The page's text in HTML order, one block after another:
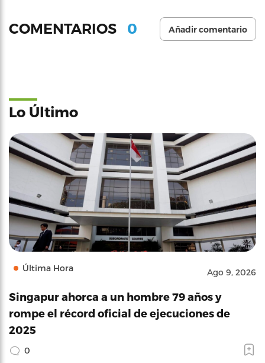
COMENTARIOS 0 Añadir comentario
Lo Último
Última Hora Ago 9, 2026
Singapur ahorca a un hombre 79 años y
rompe el récord oficial de ejecuciones de
2025
0